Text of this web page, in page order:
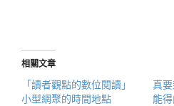
相關文章
「讀者觀點的數位閱讀」
小型網聚的時間地點
真
能